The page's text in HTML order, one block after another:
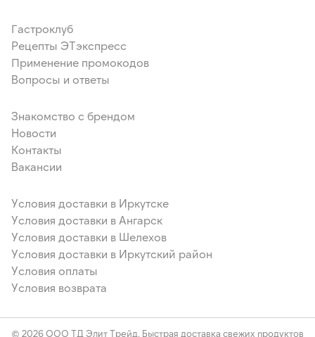
Гастроклуб
Рецепты ЭТэкспресс
Применение промокодов
Вопросы и ответы
Знакомство с брендом
Новости
Контакты
Вакансии
Условия доставки в Иркутске
Условия доставки в Ангарск
Условия доставки в Шелехов
Условия доставки в Иркутский район
Условия оплаты
Условия возврата
© 2026 ООО ТД Элит Трейд. Быстрая доставка свежих продуктов